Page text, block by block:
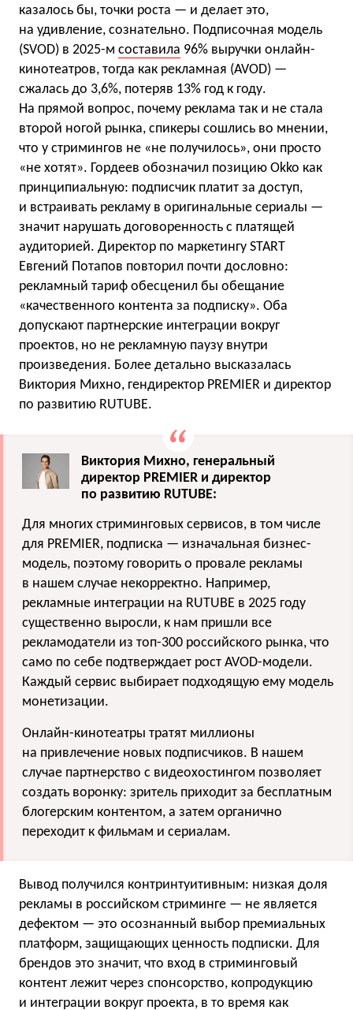
казалось бы, точки роста — и делает это,
на удивление, сознательно. Подписочная модель
(SVOD) в 2025-м составила 96% выручки онлайн-
кинотеатров, тогда как рекламная (AVOD) —
сжалась до 3,6%, потеряв 13% год к году.
На прямой вопрос, почему реклама так и не стала
второй ногой рынка, спикеры сошлись во мнении,
что у стримингов не «не получилось», они просто
«не хотят». Гордеев обозначил позицию Okko как
принципиальную: подписчик платит за доступ,
и встраивать рекламу в оригинальные сериалы —
значит нарушать договоренность с платящей
аудиторией. Директор по маркетингу START
Евгений Потапов повторил почти дословно:
рекламный тариф обесценил бы обещание
«качественного контента за подписку». Оба
допускают партнерские интеграции вокруг
проектов, но не рекламную паузу внутри
произведения. Более детально высказалась
Виктория Михно, гендиректор PREMIER и директор
по развитию RUTUBE.
Виктория Михно, генеральный
директор PREMIER и директор
по развитию RUTUBE:
Для многих стриминговых сервисов, в том числе
для PREMIER, подписка — изначальная бизнес-
модель, поэтому говорить о провале рекламы
в нашем случае некорректно. Например,
рекламные интеграции на RUTUBE в 2025 году
существенно выросли, к нам пришли все
рекламодатели из топ-300 российского рынка, что
само по себе подтверждает рост AVOD-модели.
Каждый сервис выбирает подходящую ему модель
монетизации.
Онлайн-кинотеатры тратят миллионы
на привлечение новых подписчиков. В нашем
случае партнерство с видеохостингом позволяет
создать воронку: зритель приходит за бесплатным
блогерским контентом, а затем органично
переходит к фильмам и сериалам.
Вывод получился контринтуитивным: низкая доля
рекламы в российском стриминге — не является
дефектом — это осознанный выбор премиальных
платформ, защищающих ценность подписки. Для
брендов это значит, что вход в стриминговый
контент лежит через спонсорство, копродукцию
и интеграции вокруг проекта, в то время как